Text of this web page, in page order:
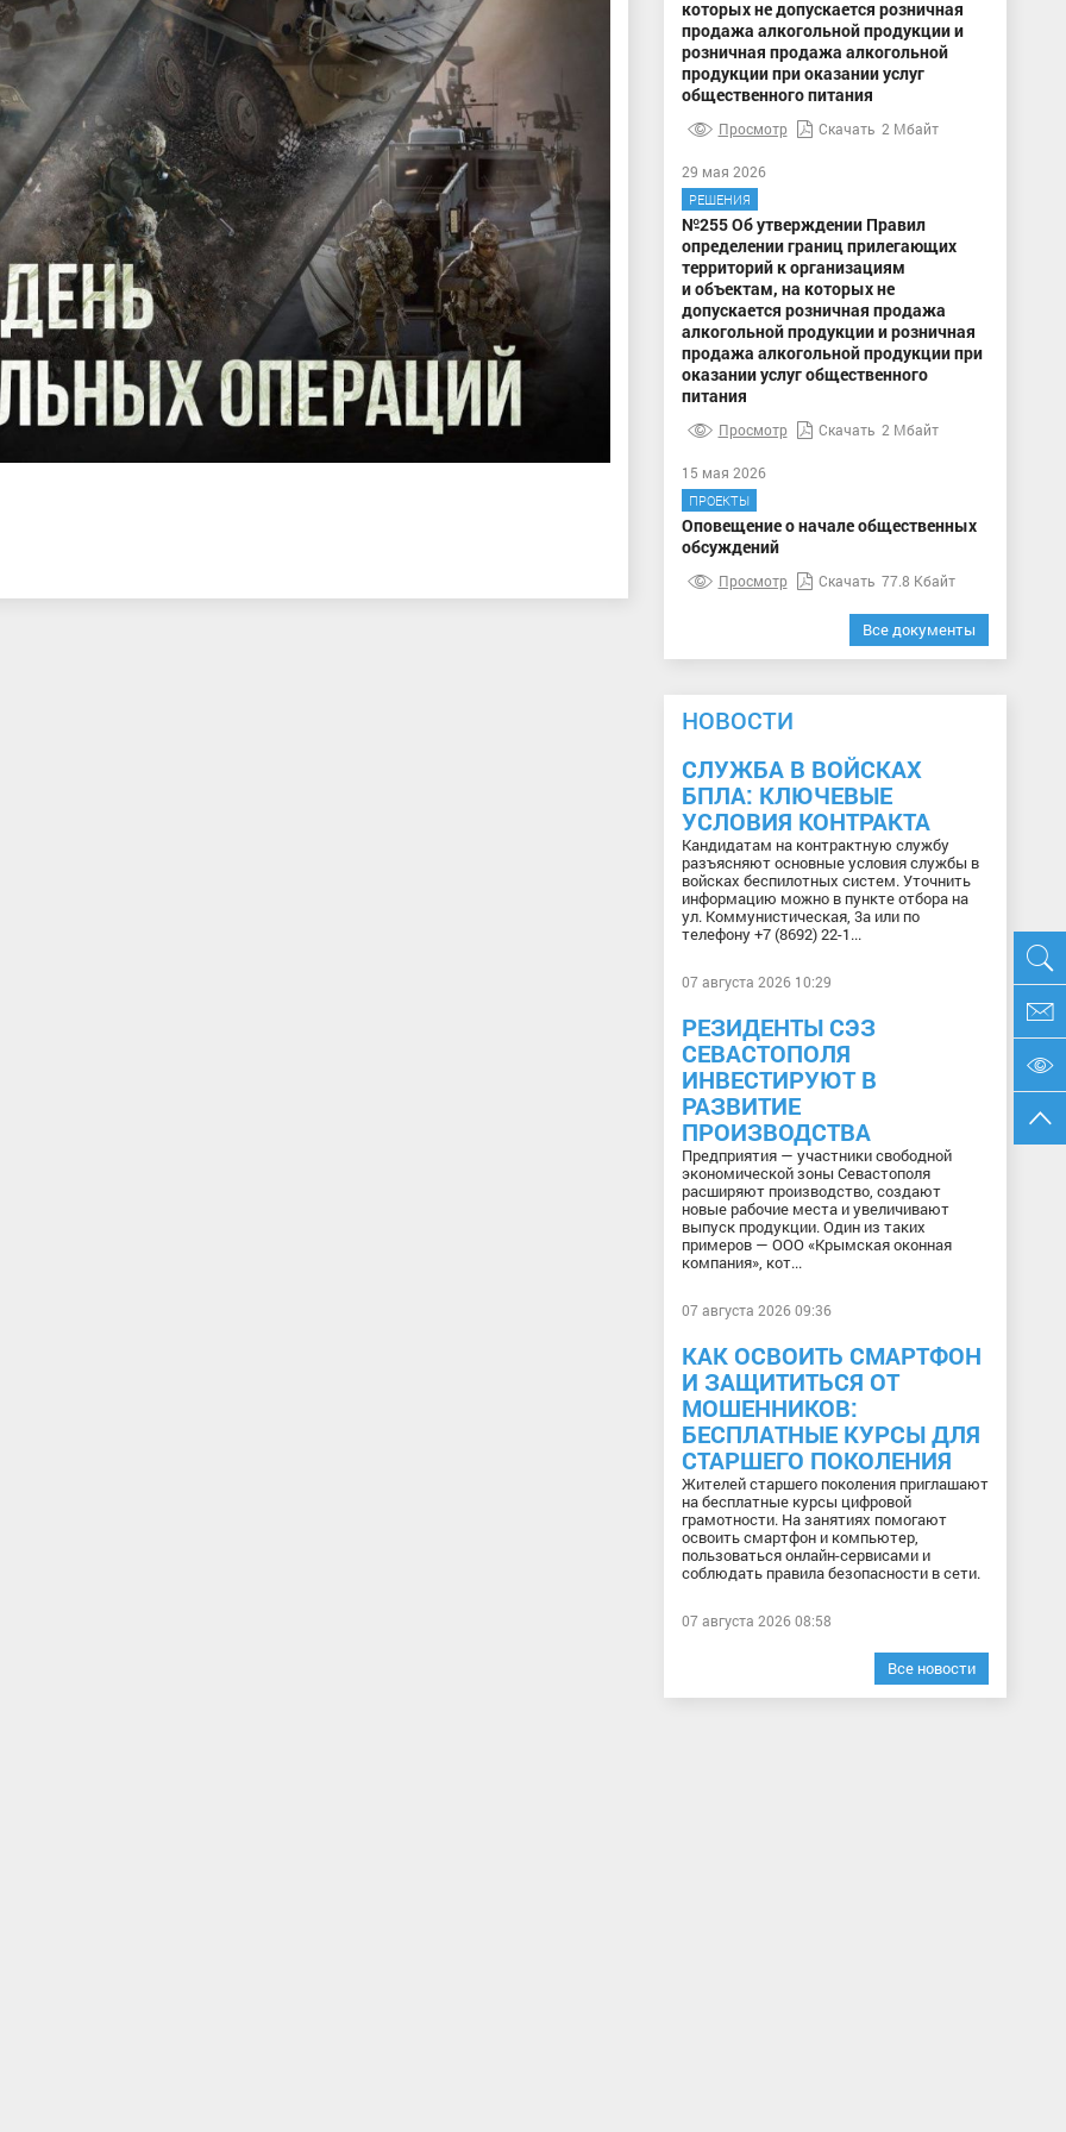
которых не допускается розничная
продажа алкогольной продукции и
розничная продажа алкогольной
продукции при оказании услуг
общественного питания
Просмотр Скачать 2 Мбайт
29 мая 2026
РЕШЕНИЯ
№255 Об утверждении Правил
определении границ прилегающих
территорий к организациям
и объектам, на которых не
допускается розничная продажа
алкогольной продукции и розничная
продажа алкогольной продукции при
оказании услуг общественного
питания
Просмотр Скачать 2 Мбайт
15 мая 2026
ПРОЕКТЫ
Оповещение о начале общественных
обсуждений
Просмотр Скачать 77.8 Кбайт
Все документы
НОВОСТИ
СЛУЖБА В ВОЙСКАХ
БПЛА: КЛЮЧЕВЫЕ
УСЛОВИЯ КОНТРАКТА
Кандидатам на контрактную службу
разъясняют основные условия службы в
войсках беспилотных систем. Уточнить
информацию можно в пункте отбора на
ул. Коммунистическая, 3а или по
телефону +7 (8692) 22-1...
07 августа 2026 10:29
РЕЗИДЕНТЫ СЭЗ
СЕВАСТОПОЛЯ
ИНВЕСТИРУЮТ В
РАЗВИТИЕ
ПРОИЗВОДСТВА
Предприятия — участники свободной
экономической зоны Севастополя
расширяют производство, создают
новые рабочие места и увеличивают
выпуск продукции. Один из таких
примеров — ООО «Крымская оконная
компания», кот...
07 августа 2026 09:36
КАК ОСВОИТЬ СМАРТФОН
И ЗАЩИТИТЬСЯ ОТ
МОШЕННИКОВ:
БЕСПЛАТНЫЕ КУРСЫ ДЛЯ
СТАРШЕГО ПОКОЛЕНИЯ
Жителей старшего поколения приглашают
на бесплатные курсы цифровой
грамотности. На занятиях помогают
освоить смартфон и компьютер,
пользоваться онлайн-сервисами и
соблюдать правила безопасности в сети.
07 августа 2026 08:58
Все новости